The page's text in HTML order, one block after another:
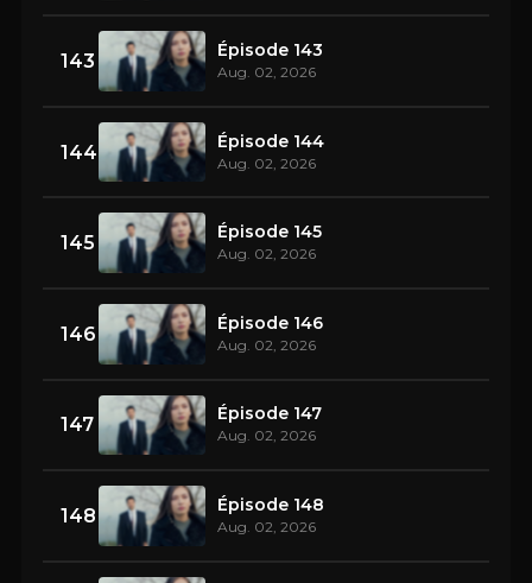
143 Épisode 143
Aug. 02, 2026
144 Épisode 144
Aug. 02, 2026
145 Épisode 145
Aug. 02, 2026
146 Épisode 146
Aug. 02, 2026
147 Épisode 147
Aug. 02, 2026
148 Épisode 148
Aug. 02, 2026